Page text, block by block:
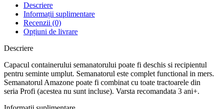
Descriere
Informații suplimentare
Recenzii (0)
Opțiuni de livrare
Descriere
Capacul containerului semanatorului poate fi deschis si recipientul
pentru seminte umplut. Semanatorul este complet functional in mers.
Semanatorul Amazone poate fi combinat cu toate tractoarele din
seria Profi (acestea nu sunt incluse). Varsta recomandata 3 ani+.